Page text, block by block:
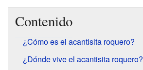
Contenido
¿Cómo es el acantisita roquero?
¿Dónde vive el acantisita roquero?